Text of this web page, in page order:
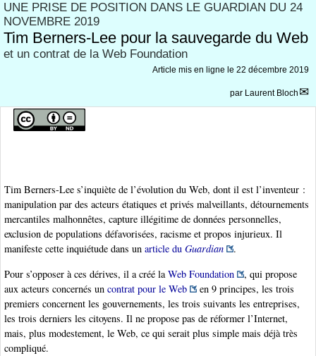
UNE PRISE DE POSITION DANS LE GUARDIAN DU 24
NOVEMBRE 2019
Tim Berners-Lee pour la sauvegarde du Web
et un contrat de la Web Foundation
Article mis en ligne le 22 décembre 2019
par Laurent Bloch
Tim Berners-Lee s’inquiète de l’évolution du Web, dont il est l’inventeur :
manipulation par des acteurs étatiques et privés malveillants, détournements
mercantiles malhonnêtes, capture illégitime de données personnelles,
exclusion de populations défavorisées, racisme et propos injurieux. Il
manifeste cette inquiétude dans un article du Guardian
.
Pour s’opposer à ces dérives, il a créé la Web Foundation
, qui propose
aux acteurs concernés un contrat pour le Web
en 9 principes, les trois
premiers concernent les gouvernements, les trois suivants les entreprises,
les trois derniers les citoyens. Il ne propose pas de réformer l’Internet,
mais, plus modestement, le Web, ce qui serait plus simple mais déjà très
compliqué.